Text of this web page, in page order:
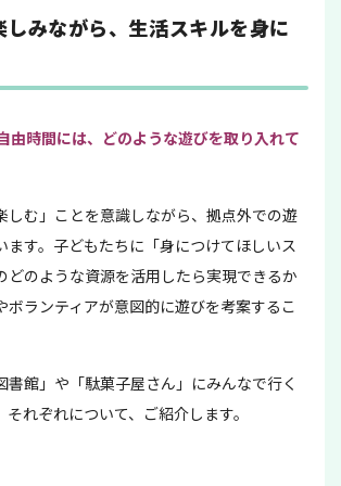
みながら、生活スキルを身に
由時間には、どのような遊びを取り入れて
しむ」ことを意識しながら、拠点外での遊
ます。子どもたちに「身につけてほしいス
どのような資源を活用したら実現できるか
ボランティアが意図的に遊びを考案するこ
書館」や「駄菓子屋さん」にみんなで行く
れぞれについて、ご紹介します。